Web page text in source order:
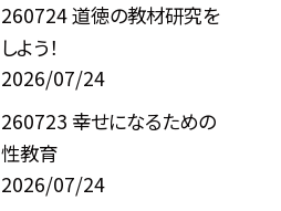
260724 道徳の教材研究を
しよう！
2026/07/24
260723 幸せになるための
性教育
2026/07/24